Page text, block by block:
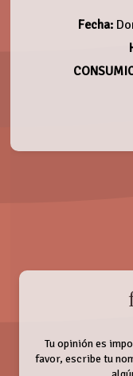
Fecha:
Tu opinión es
favor, escribe tu